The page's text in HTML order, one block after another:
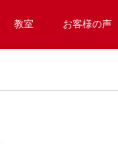
教室 お客様の声